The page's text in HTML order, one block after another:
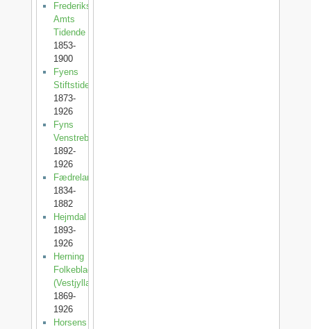
Frederiksborg
Amts
Tidende
1853-
1900
Fyens
Stiftstidende
1873-
1926
Fyns
Venstreblad
1892-
1926
Fædrelandet
1834-
1882
Hejmdal
1893-
1926
Herning
Folkeblad
(Vestjylland)
1869-
1926
Horsens